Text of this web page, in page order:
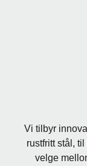
Vi tilbyr
rustfritt stål,
velge